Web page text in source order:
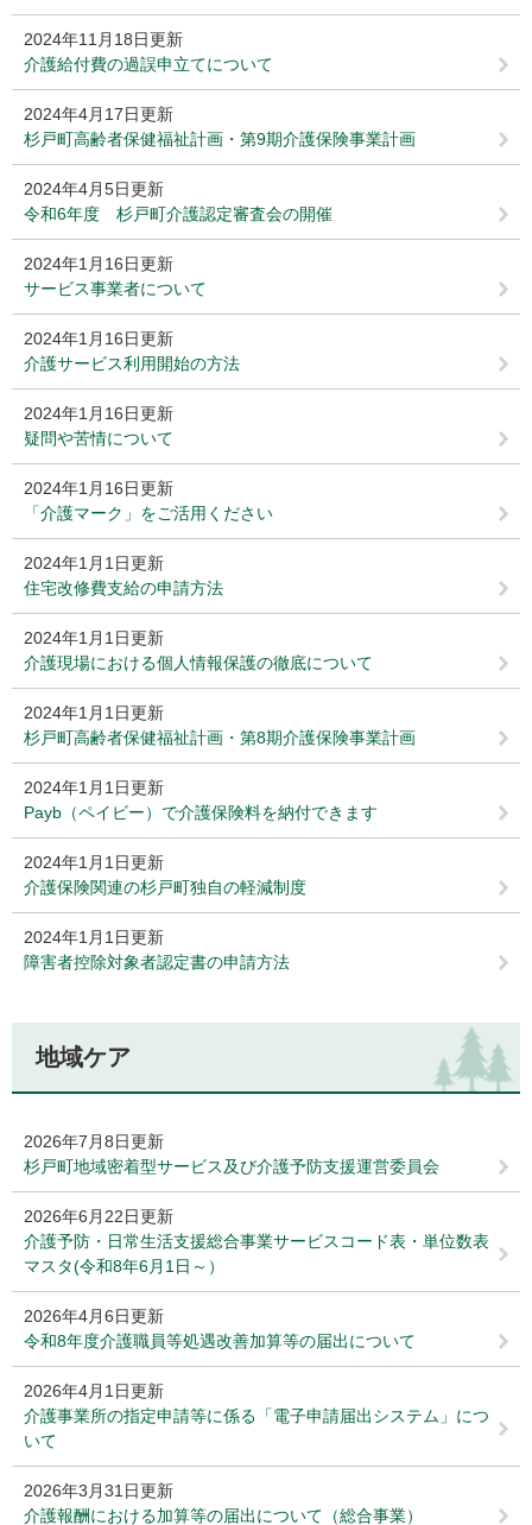
2024年11月18日更新
介護給付費の過誤申立てについて
2024年4月17日更新
杉戸町高齢者保健福祉計画・第9期介護保険事業計画
2024年4月5日更新
令和6年度 杉戸町介護認定審査会の開催
2024年1月16日更新
サービス事業者について
2024年1月16日更新
介護サービス利用開始の方法
2024年1月16日更新
疑問や苦情について
2024年1月16日更新
「介護マーク」をご活用ください
2024年1月1日更新
住宅改修費支給の申請方法
2024年1月1日更新
介護現場における個人情報保護の徹底について
2024年1月1日更新
杉戸町高齢者保健福祉計画・第8期介護保険事業計画
2024年1月1日更新
Payb（ペイビー）で介護保険料を納付できます
2024年1月1日更新
介護保険関連の杉戸町独自の軽減制度
2024年1月1日更新
障害者控除対象者認定書の申請方法
地域ケア
2026年7月8日更新
杉戸町地域密着型サービス及び介護予防支援運営委員会
2026年6月22日更新
介護予防・日常生活支援総合事業サービスコード表・単位数表
マスタ(令和8年6月1日～）
2026年4月6日更新
令和8年度介護職員等処遇改善加算等の届出について
2026年4月1日更新
介護事業所の指定申請等に係る「電子申請届出システム」につ
いて
2026年3月31日更新
介護報酬における加算等の届出について（総合事業）